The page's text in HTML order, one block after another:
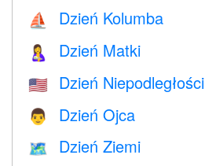
⛵️ Dzień Kolumba
🤱 Dzień Matki
🇺🇸 Dzień Niepodległości
👨 Dzień Ojca
🗺️ Dzień Ziemi